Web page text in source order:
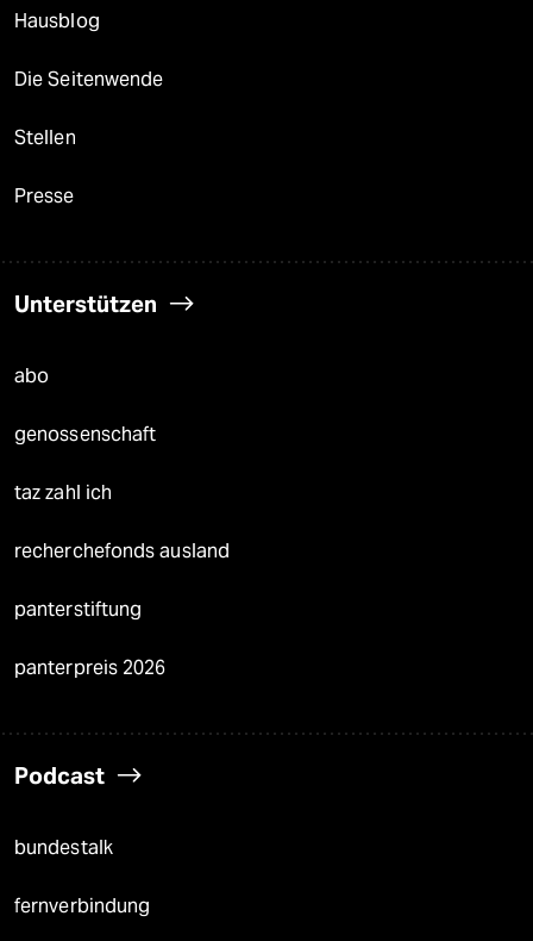
Hausblog
Die Seitenwende
Stellen
Presse
Unterstützen
abo
genossenschaft
taz zahl ich
recherchefonds ausland
panterstiftung
panterpreis 2026
Podcast
bundestalk
fernverbindung